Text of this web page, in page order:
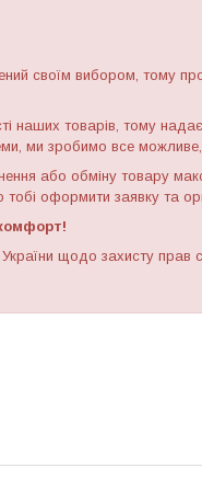
своїм вибором, тому
наших товарів, тому
ми зробимо все
або обміну товару
оформити заявку та
щодо захисту прав